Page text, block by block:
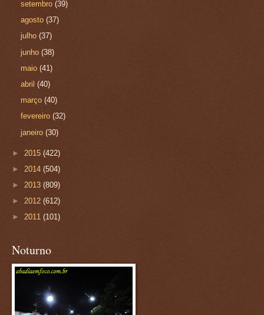
setembro(39)
agosto(37)
julho(37)
junho(38)
maio(41)
abril(40)
março(40)
fevereiro(32)
janeiro(30)
► 2015 (422)
► 2014 (504)
► 2013 (809)
► 2012 (612)
► 2011 (101)
Noturno